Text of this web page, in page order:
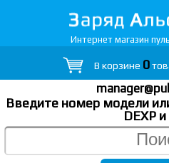
Интернет магазин
В корзине 0
Введите номер модели
DEXP и